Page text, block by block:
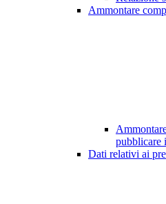
Ammontare
pubblicare
Dati relativi ai